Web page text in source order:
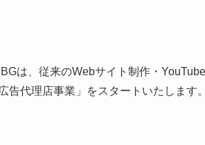
は、従来のWebサイト制作・
告代理店事業」をスタートいたします。